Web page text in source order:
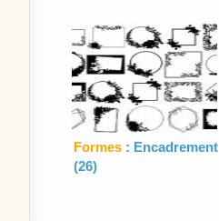
Formes : Encadrement
(26)